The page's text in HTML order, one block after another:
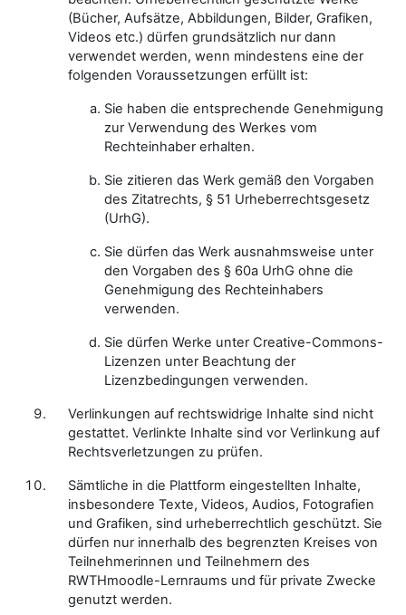
(Bücher, Aufsätze, Abbildungen, Bilder, Grafiken,
Videos etc.) dürfen grundsätzlich nur dann
verwendet werden, wenn mindestens eine der
folgenden Voraussetzungen erfüllt ist:
Sie haben die entsprechende Genehmigung
zur Verwendung des Werkes vom
Rechteinhaber erhalten.
Sie zitieren das Werk gemäß den Vorgaben
des Zitatrechts, § 51 Urheberrechtsgesetz
(UrhG).
Sie dürfen das Werk ausnahmsweise unter
den Vorgaben des § 60a UrhG ohne die
Genehmigung des Rechteinhabers
verwenden.
Sie dürfen Werke unter Creative-Commons-
Lizenzen unter Beachtung der
Lizenzbedingungen verwenden.
Verlinkungen auf rechtswidrige Inhalte sind nicht
gestattet. Verlinkte Inhalte sind vor Verlinkung auf
Rechtsverletzungen zu prüfen.
Sämtliche in die Plattform eingestellten Inhalte,
insbesondere Texte, Videos, Audios, Fotografien
und Grafiken, sind urheberrechtlich geschützt. Sie
dürfen nur innerhalb des begrenzten Kreises von
Teilnehmerinnen und Teilnehmern des
RWTHmoodle-Lernraums und für private Zwecke
genutzt werden.